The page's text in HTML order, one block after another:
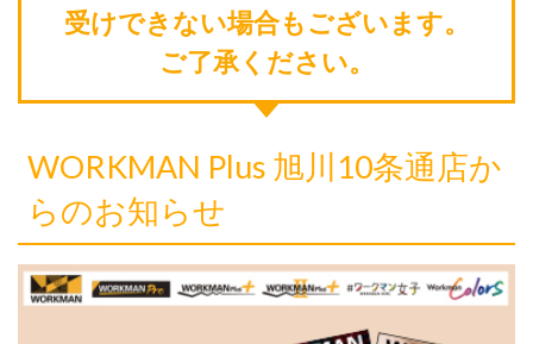
受けできない場合もございます。
ご了承ください。
WORKMAN Plus 旭川10条通店か
らのお知らせ